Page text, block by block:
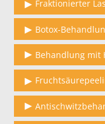
Fraktionierter
Botox-
Behandlung mit